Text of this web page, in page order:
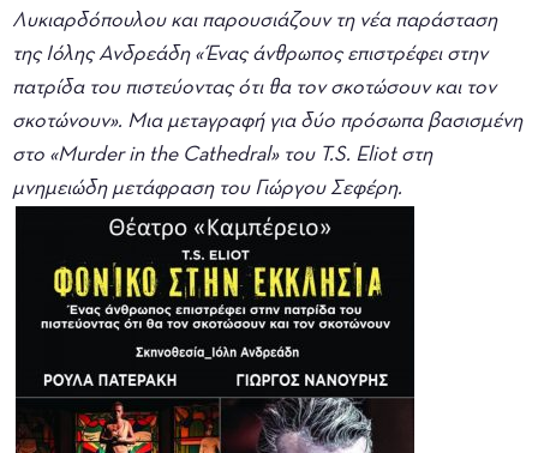
Λυκιαρδόπουλου και παρουσιάζουν τη νέα παράσταση
της Ιόλης Ανδρεάδη «Ένας άνθρωπος επιστρέφει στην
πατρίδα του πιστεύοντας ότι θα τον σκοτώσουν και τον
σκοτώνουν». Μια μετaγραφή για δύο πρόσωπα βασισμένη
στο «Murder in the Cathedral» του T.S. Eliot στη
μνημειώδη μετάφραση του Γιώργου Σεφέρη.